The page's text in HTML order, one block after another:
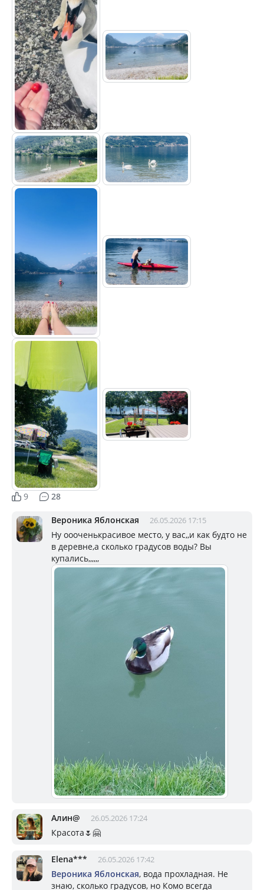
9 28
Вероника Яблонская 26.05.2026 17:15
Ну оооченькрасивое место, у вас,,и как будто не
в деревне,а сколько градусов воды? Вы
купались,,,,,,
Алин@ 26.05.2026 17:24
Красота🌷🤗
Elena*** 26.05.2026 17:42
Вероника Яблонская, вода прохладная. Не
знаю, сколько градусов, но Комо всегда